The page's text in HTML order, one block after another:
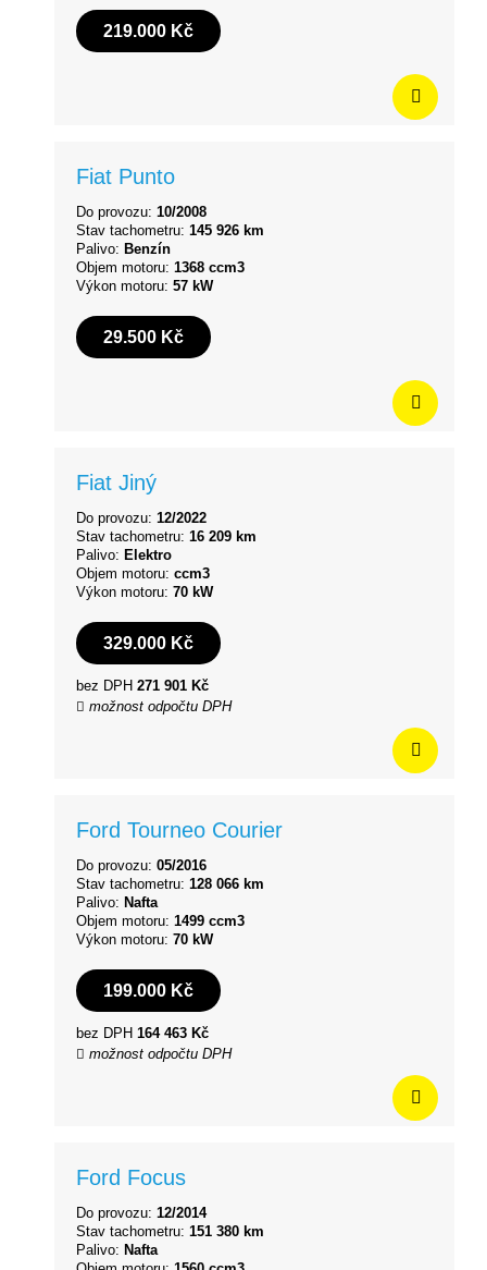
219.000 Kč
Fiat Punto
Do provozu: 10/2008
Stav tachometru: 145 926 km
Palivo: Benzín
Objem motoru: 1368 ccm3
Výkon motoru: 57 kW
29.500 Kč
Fiat Jiný
Do provozu: 12/2022
Stav tachometru: 16 209 km
Palivo: Elektro
Objem motoru: ccm3
Výkon motoru: 70 kW
329.000 Kč
bez DPH 271 901 Kč
možnost odpočtu DPH
Ford Tourneo Courier
Do provozu: 05/2016
Stav tachometru: 128 066 km
Palivo: Nafta
Objem motoru: 1499 ccm3
Výkon motoru: 70 kW
199.000 Kč
bez DPH 164 463 Kč
možnost odpočtu DPH
Ford Focus
Do provozu: 12/2014
Stav tachometru: 151 380 km
Palivo: Nafta